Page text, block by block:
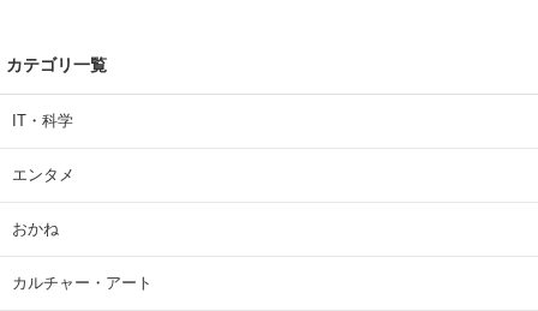
カテゴリ一覧
IT・科学
エンタメ
おかね
カルチャー・アート